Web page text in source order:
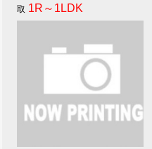
1R～1LDK